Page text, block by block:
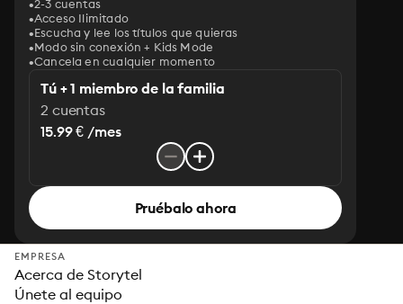
2-3 cuentas
Acceso Ilimitado
Escucha y lee los títulos que quieras
Modo sin conexión + Kids Mode
Cancela en cualquier momento
Tú + 1 miembro de la familia
2 cuentas
15.99 € /mes
Pruébalo ahora
EMPRESA
Acerca de Storytel
Únete al equipo